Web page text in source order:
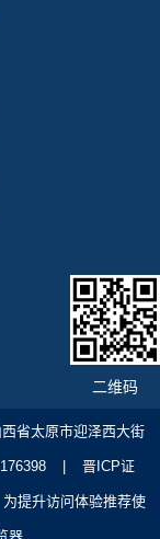
二维码
省太原市迎泽西大街
晋ICP证
为提升访问体验推荐使